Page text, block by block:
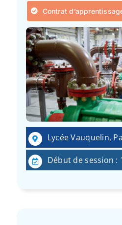
Contrat
Lycée Vauquelin,
Début de session :